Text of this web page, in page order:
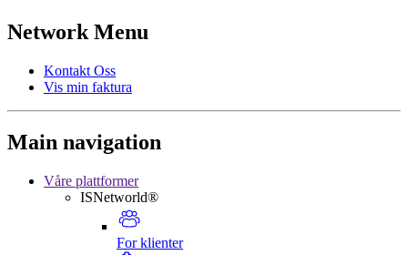
Network Menu
Kontakt Oss
Vis min faktura
Main navigation
Våre plattformer
ISNetworld®
For klienter